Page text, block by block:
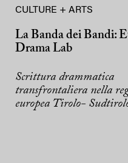
CULTURE + ARTS
La Banda dei Bandi:
Drama Lab
Scrittura drammatica
transfrontaliera nella
europea Tirolo-